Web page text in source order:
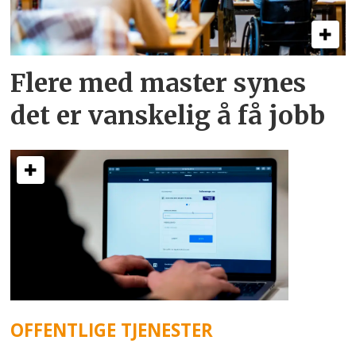
Flere med master synes
det er vanskelig å få jobb
OFFENTLIGE TJENESTER